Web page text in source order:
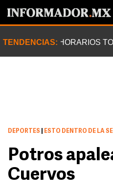
TENDENCIAS: HORARIOS
DEPORTES ESTO DENTRO DE LA
Potros
Cuervos